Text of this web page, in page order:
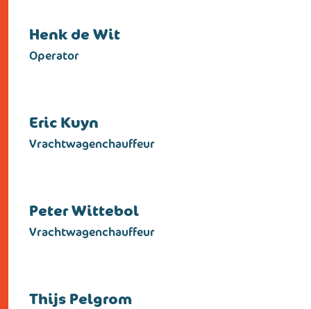
Henk de Wit
Operator
Eric Kuyn
Vrachtwagenchauffeur
Peter Wittebol
Vrachtwagenchauffeur
Thijs Pelgrom